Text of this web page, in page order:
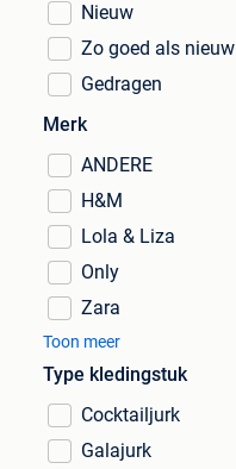
Nieuw
Zo goed als nieuw
Gedragen
Merk
ANDERE
H&M
Lola & Liza
Only
Zara
Toon meer
Type kledingstuk
Cocktailjurk
Galajurk